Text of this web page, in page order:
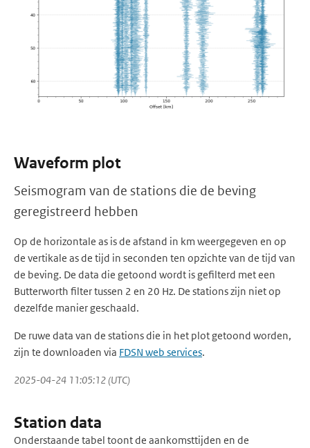
Waveform plot
Seismogram van de stations die de beving
geregistreerd hebben
Op de horizontale as is de afstand in km weergegeven en op
de vertikale as de tijd in seconden ten opzichte van de tijd van
de beving. De data die getoond wordt is gefilterd met een
Butterworth filter tussen 2 en 20 Hz. De stations zijn niet op
dezelfde manier geschaald.
De ruwe data van de stations die in het plot getoond worden,
zijn te downloaden via FDSN web services.
2025-04-24 11:05:12 (UTC)
Station data
Onderstaande tabel toont de aankomsttijden en de